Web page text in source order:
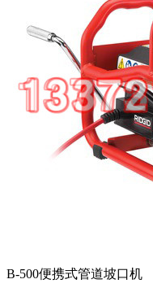
B-500便携式管道坡口机